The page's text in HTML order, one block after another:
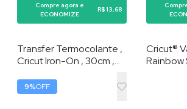
Compre agora e
ECONOMIZE
R$ 13,68
Transfer Termocolante ,
Cricut Iron-On , 30cm ,
9%OFF
Cricut®
Rainbow